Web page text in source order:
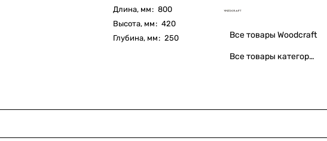
Длина, мм: 800
Высота, мм: 420
Глубина, мм: 250 Все товары Woodcraft
Все товары категории